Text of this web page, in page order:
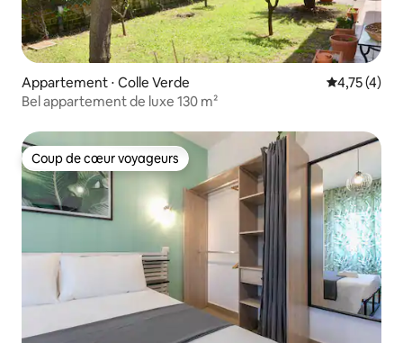
Appartement ⋅ Colle Verde Évaluation
4,75 (4)
Bel appartement de luxe 130 m²
Coup de cœur voyageurs
Coup de cœur voyageurs